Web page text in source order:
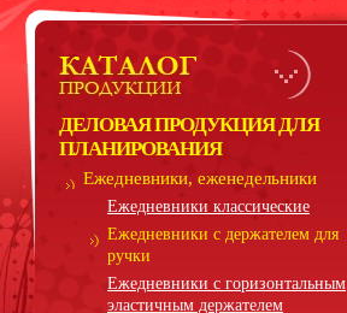
ДЕЛОВАЯ ПРОДУКЦИЯ ДЛЯ
ПЛАНИРОВАНИЯ
Ежедневники, еженедельники
Ежедневники классические
Ежедневники с держателем для
ручки
Ежедневники с горизонтальным
эластичным держателем